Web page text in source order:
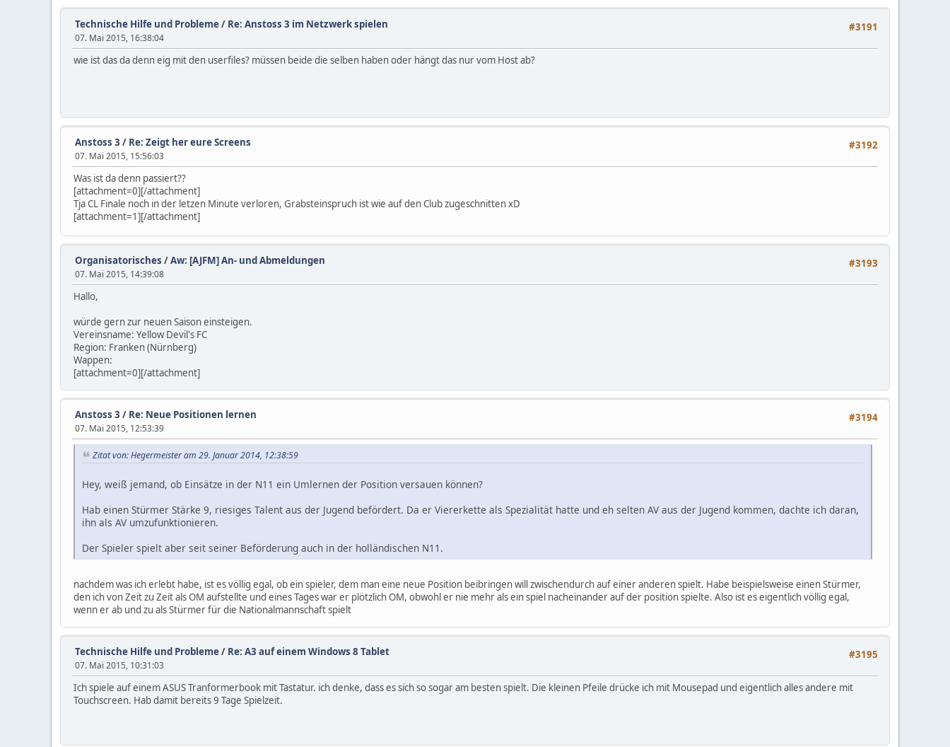
#3191
Technische Hilfe und Probleme/ Re: Anstoss 3 im Netzwerk spielen
07. Mai 2015, 16:38:04
wie ist das da denn eig mit den userfiles? müssen beide die selben haben oder hängt das nur vom Host ab?
#3192
Anstoss 3 / Re: Zeigt her eure Screens
07. Mai 2015, 15:56:03
Was ist da denn passiert??
[attachment=0][/attachment]
Tja CL Finale noch in der letzen Minute verloren, Grabsteinspruch ist wie auf den Club zugeschnitten xD
[attachment=1][/attachment]
#3193
Organisatorisches /Aw: [AJFM] An- und Abmeldungen
07. Mai 2015, 14:39:08
Hallo,
würde gern zur neuen Saison einsteigen.
Vereinsname: Yellow Devil's FC
Region: Franken (Nürnberg)
Wappen:
[attachment=0][/attachment]
#3194
Anstoss 3 / Re: Neue Positionen lernen
07. Mai 2015, 12:53:39
Zitat von: Hegermeister am 29. Januar 2014, 12:38:59
Hey, weiß jemand, ob Einsätze in der N11 ein Umlernen der Position versauen können?
Hab einen Stürmer Stärke 9, riesiges Talent aus der Jugend befördert. Da er Viererkette als Spezialität hatte und eh selten AV aus der Jugend kommen, dachte ich daran,
ihn als AV umzufunktionieren.
Der Spieler spielt aber seit seiner Beförderung auch in der holländischen N11.
nachdem was ich erlebt habe, ist es völlig egal, ob ein spieler, dem man eine neue Position beibringen will zwischendurch auf einer anderen spielt. Habe beispielsweise einen Stürmer,
den ich von Zeit zu Zeit als OM aufstellte und eines Tages war er plötzlich OM, obwohl er nie mehr als ein spiel nacheinander auf der position spielte. Also ist es eigentlich völlig egal,
wenn er ab und zu als Stürmer für die Nationalmannschaft spielt
#3195
Technische Hilfe und Probleme/ Re: A3 auf einem Windows 8 Tablet
07. Mai 2015, 10:31:03
Ich spiele auf einem ASUS Tranformerbook mit Tastatur. ich denke, dass es sich so sogar am besten spielt. Die kleinen Pfeile drücke ich mit Mousepad und eigentlich alles andere mit
Touchscreen. Hab damit bereits 9 Tage Spielzeit.